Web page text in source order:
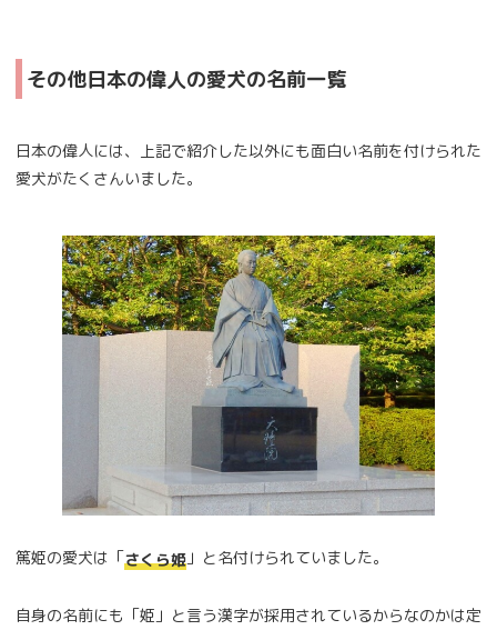
その他日本の偉人の愛犬の名前一覧
日本の偉人には、上記で紹介した以外にも面白い名前を付けられた
愛犬がたくさんいました。
篤姫の愛犬は「さくら姫 」と名付けられていました。
自身の名前にも「姫」と言う漢字が採用されているからなのかは定